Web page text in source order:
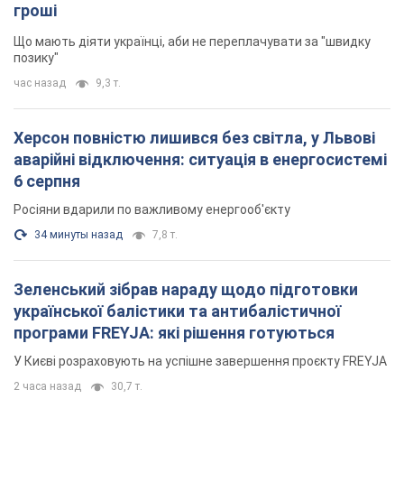
гроші
Що мають діяти українці, аби не переплачувати за "швидку
позику"
час назад 9,3 т.
Херсон повністю лишився без світла, у Львові
аварійні відключення: ситуація в енергосистемі
6 серпня
Росіяни вдарили по важливому енергооб'єкту
34 минуты назад 7,8 т.
Зеленський зібрав нараду щодо підготовки
української балістики та антибалістичної
програми FREYJA: які рішення готуються
У Києві розраховують на успішне завершення проєкту FREYJA
2 часа назад 30,7 т.